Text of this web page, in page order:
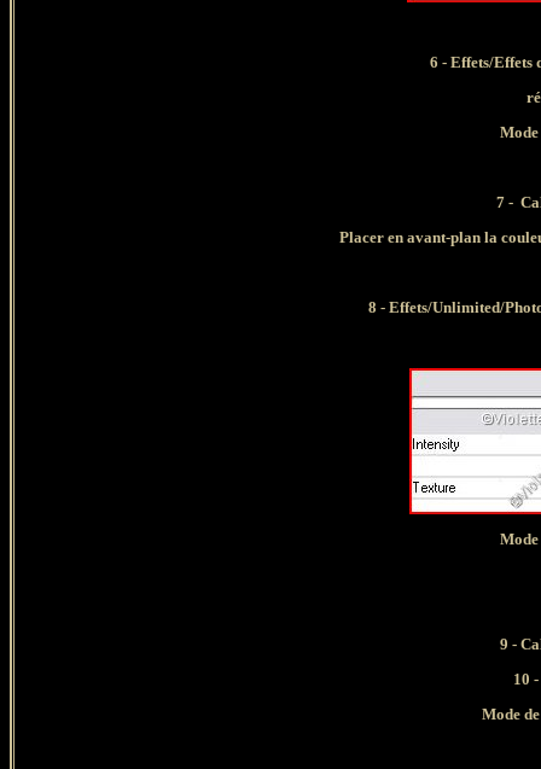
6 - Effets/Effets
7 -
Placer en avant-plan la
8 - Effets/Unlimited/
9 -
10
Mode